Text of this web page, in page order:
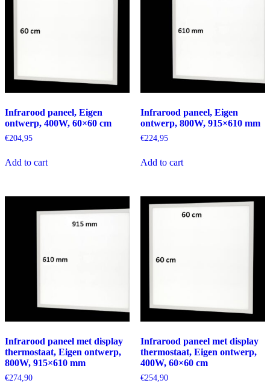
Infrarood paneel, Eigen
ontwerp, 400W, 60×60 cm
€204,95
Add to cart
Infrarood paneel, Eigen
ontwerp, 800W, 915×610 mm
€224,95
Add to cart
Infrarood paneel met display
thermostaat, Eigen ontwerp,
800W, 915×610 mm
€274,90
Infrarood paneel met display
thermostaat, Eigen ontwerp,
400W, 60×60 cm
€254,90